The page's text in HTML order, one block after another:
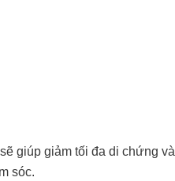
giúp giảm tối đa di chứng và
sóc.